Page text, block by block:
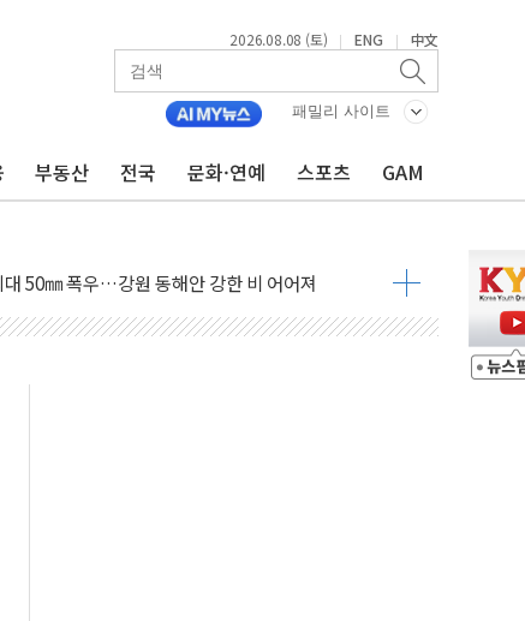
2026.08.08 (토) | ENG | 中文
패밀리 사이트
부동산 전국 문화·연예 스포츠 GAM
(8.10~8.14)
…공습 한계·탄약 부족 현실화
대 환경미화원 수거차에 치여 사망
난동…60대 남성 2명 숨져
터보트 전복…1명 사망·1명 실종
의 날 참석..."국제적 시민 연대로 목소리 내야"
기 살해 10대 아들 체포
' 받아친 정청래…제주 연설서 신경전 고조
지시…與 "적극 환영"·野 "졸속 국정"
보…10일까지 최대 3.5m 높은 물결